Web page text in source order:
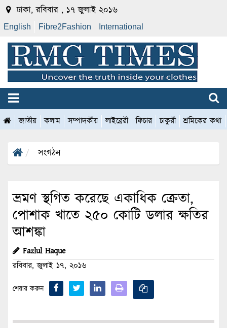
ঢাকা, রবিবার , ১৭ জুলাই ২০১৬
English Fibre2Fashion International
জাতীয় কলাম সম্পাদকীয় লাইব্রেরী ফিচার চাকুরী শ্রমিকের কথা
সংগঠন
ভ্রমণ স্থগিত করেছে একাধিক ক্রেতা,
পোশাক খাতে ২৫০ কোটি ডলার ক্ষতির
আশঙ্কা
Fazlul Haque
রবিবার, জুলাই ১৭, ২০১৬
শেয়ার করুন